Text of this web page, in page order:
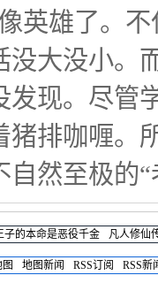
英雄了。
没大没小。
发现。尽管
猪排咖喱。
自然至极的
子的本命是恶役千金 凡人修仙
地图新闻 RSS订阅 RSS新